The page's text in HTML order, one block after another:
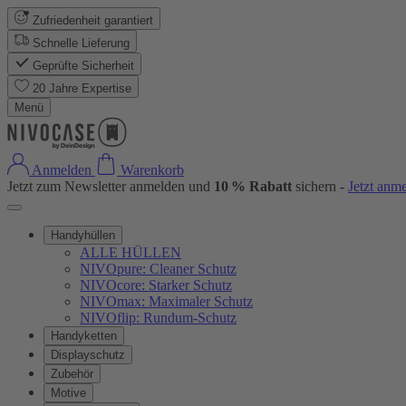
Zufriedenheit garantiert
Schnelle Lieferung
Geprüfte Sicherheit
20 Jahre Expertise
Menü
Anmelden
Warenkorb
Jetzt zum Newsletter anmelden und 10 % Rabatt sichern - Jetzt
Handyhüllen
ALLE HÜLLEN
NIVOpure: Cleaner Schutz
NIVOcore: Starker Schutz
NIVOmax: Maximaler Schutz
NIVOflip: Rundum-Schutz
Handyketten
Displayschutz
Zubehör
Motive